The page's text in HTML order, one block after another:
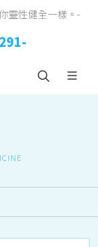
靈性健全一樣。-